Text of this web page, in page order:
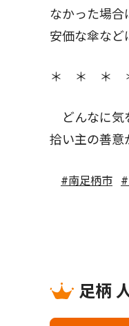
なかった場合
安価な傘など
＊ ＊ ＊
どんなに気
拾い主の善意
#南足柄市
足柄